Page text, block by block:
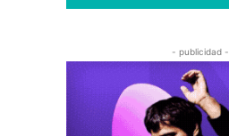
- publicidad -